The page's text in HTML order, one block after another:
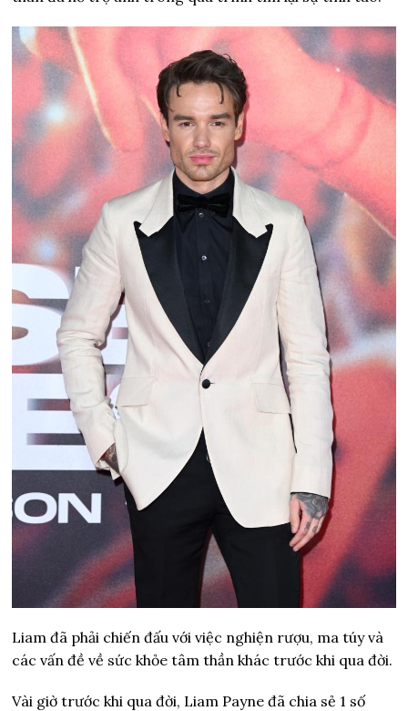
Liam đã phải chiến đấu với việc nghiện rượu, ma túy và
các vấn đề về sức khỏe tâm thần khác trước khi qua đời.
Vài giờ trước khi qua đời, Liam Payne đã chia sẻ 1 số